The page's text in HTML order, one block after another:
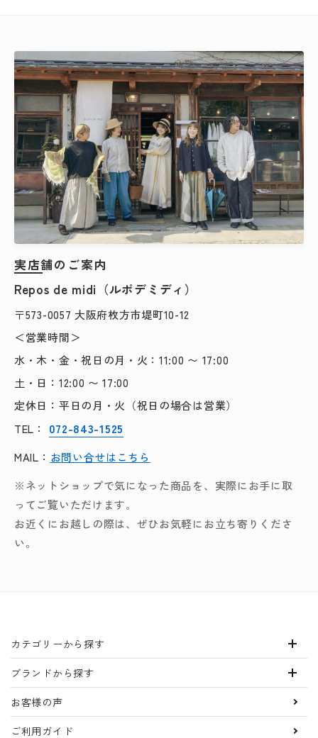
実店舗のご案内
Repos de midi（ルポデミディ）
〒573-0057 大阪府枚方市堤町10-12
＜営業時間＞
水・木・金・祝日の月・火：11:00 〜 17:00
土・日：12:00 〜 17:00
定休日：平日の月・火（祝日の場合は営業）
TEL：
072-843-1525
MAIL： お問い合せはこちら
※ネットショップで気になった商品を、実際にお手に取
ってご覧いただけます。
お近くにお越しの際は、ぜひお気軽にお立ち寄りくださ
い。
カテゴリーから探す
ブランドから探す
お客様の声
ご利用ガイド